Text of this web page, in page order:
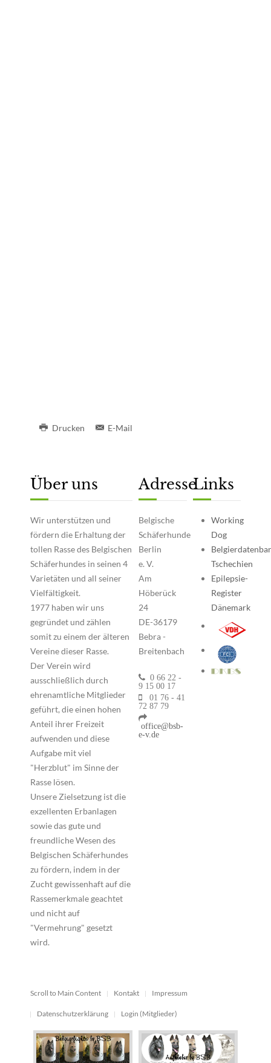
Drucken E-Mail
Über uns
Wir unterstützen und
fördern die Erhaltung der
tollen Rasse des Belgischen
Schäferhundes in seinen 4
Varietäten und all seiner
Vielfältigkeit.
1977 haben wir uns
gegründet und zählen
somit zu einem der älteren
Vereine dieser Rasse.
Der Verein wird
ausschließlich durch
ehrenamtliche Mitglieder
geführt, die einen hohen
Anteil ihrer Freizeit
aufwenden und diese
Aufgabe mit viel
"Herzblut" im Sinne der
Rasse lösen.
Unsere Zielsetzung ist die
exzellenten Erbanlagen
sowie das gute und
freundliche Wesen des
Belgischen Schäferhundes
zu fördern, indem in der
Zucht gewissenhaft auf die
Rassemerkmale geachtet
und nicht auf
"Vermehrung" gesetzt
wird.
Adresse
Belgische
Schäferhunde
Berlin
e. V.
Am
Höberück
24
DE-36179
Bebra -
Breitenbach
0 66 22 -
9 15 00 17
01 76 - 41
72 87 79
office@bsb-
e-v.de
Links
Working
Dog
Tschechien
Epilepsie-
Register
Dänemark
Scroll to Main Content Kontakt Impressum
Datenschutzerklärung Login (Mitglieder)